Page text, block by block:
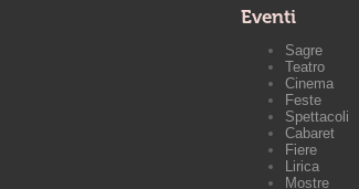
Eventi
Sagre
Teatro
Cinema
Feste
Spettacoli
Cabaret
Fiere
Lirica
Mostre